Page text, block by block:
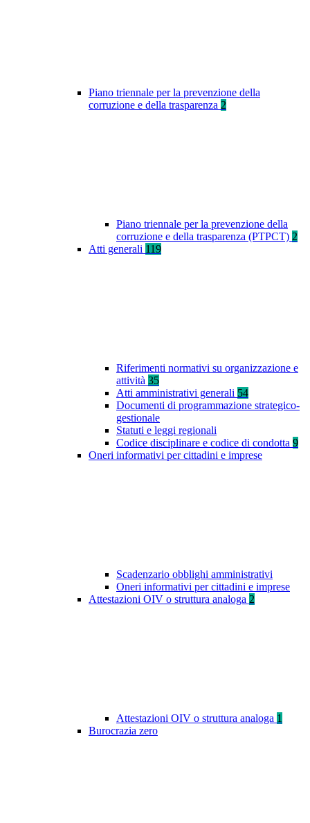
Piano triennale per la prevenzione della
corruzione e della trasparenza 2
Piano triennale per la prevenzione della
corruzione e della trasparenza (PTPCT) 2
Atti generali 119
Riferimenti normativi su organizzazione e
attività 35
Atti amministrativi generali 54
Documenti di programmazione strategico-
gestionale
Statuti e leggi regionali
Codice disciplinare e codice di condotta 9
Oneri informativi per cittadini e imprese
Scadenzario obblighi amministrativi
Oneri informativi per cittadini e imprese
Attestazioni OIV o struttura analoga 2
Attestazioni OIV o struttura analoga 1
Burocrazia zero